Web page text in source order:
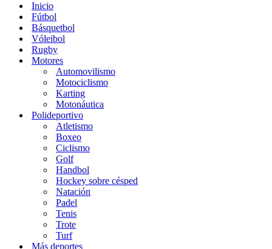
navegación
Inicio
Fútbol
Básquetbol
Vóleibol
Rugby
Motores
Automovilismo
Motociclismo
Karting
Motonáutica
Polideportivo
Atletismo
Boxeo
Ciclismo
Golf
Handbol
Hockey sobre césped
Natación
Padel
Tenis
Trote
Turf
Más deportes